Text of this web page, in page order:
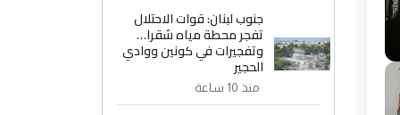
جنوب لبنان: قوات الاحتلال
تفجر محطة مياه شقرا…
وتفجيرات في كونين ووادي
الحجير
منذ 10 ساعة